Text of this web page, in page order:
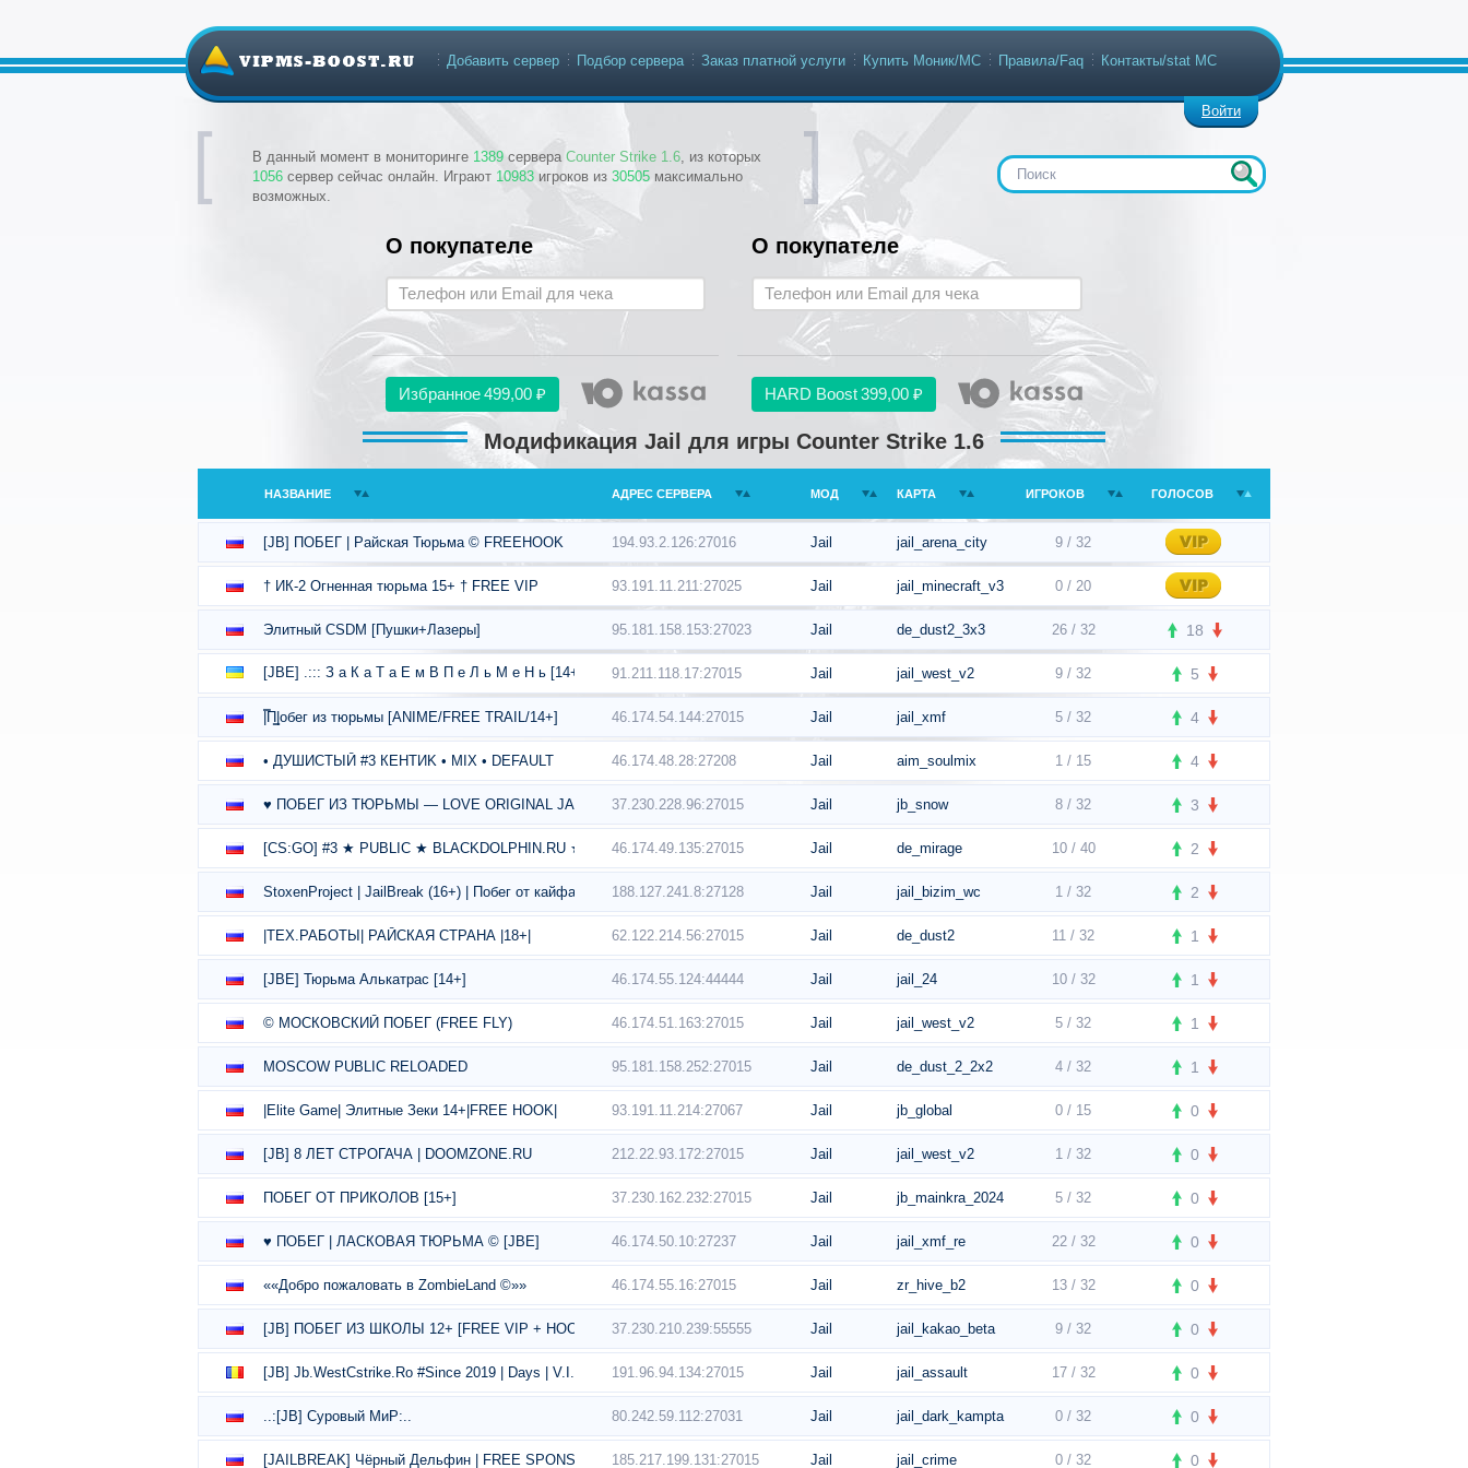
В данный момент в мониторинге 1389 сервера Counter Strike 1.6, из которых
1056 сервер сейчас онлайн. Играют 10983 игроков из 30505 максимально
возможных.
Войти
Добавить сервер Подбор сервера Заказ платной услуги Купить Моник/МС Правила/Faq Контакты/stat МС
О покупателе
Избранное499,00 ₽
О покупателе
HARD Boost399,00 ₽
Модификация Jail для игры Counter Strike 1.6
НАЗВАНИЕ АДРЕС СЕРВЕРА МОД КАРТА ИГРОКОВ ГОЛОСОВ
[JB] ПОБЕГ | Райская Тюрьма © FREEHOOK 194.93.2.126:27016 Jail jail_arena_city 9 / 32
† ИК-2 Огненная тюрьма 15+ † FREE VIP 93.191.11.211:27025 Jail jail_minecraft_v3 0 / 20
Элитный CSDM [Пушки+Лазеры] 95.181.158.153:27023 Jail de_dust2_3x3 26 / 32 18
[JBE] .::: З а К а Т а Е м В П е Л ь М е Н ь [14+] :::. 亗♥91.211.118.17:27015 Jail jail_west_v2 9 / 32 5
|̿П͇|обег из тюрьмы [ANIME/FREE TRAIL/14+] 46.174.54.144:27015 Jail jail_xmf 5 / 32 4
• ДУШИСТЫЙ #3 КЕНТИK • MIX • DEFAULT 46.174.48.28:27208 Jail aim_soulmix 1 / 15 4
♥ ПОБЕГ ИЗ ТЮРЬМЫ — LOVE ORIGINAL JAILBREAK37.230.228.96:27015 Jail jb_snow 8 / 32 3
[CS:GO] #3 ★ PUBLIC ★ BLACKDOLPHIN.RU ★ 46.174.49.135:27015 Jail de_mirage 10 / 40 2
StoxenProject | JailBreak (16+) | Побег от кайфа [FREE HOOK]188.127.241.8:27128 Jail jail_bizim_wc 1 / 32 2
|ТЕХ.РАБОТЫ| РАЙСКАЯ СТРАНА |18+| 62.122.214.56:27015 Jail de_dust2 11 / 32 1
[JBE] Тюрьма Алькатрас [14+] 46.174.55.124:44444 Jail jail_24 10 / 32 1
© МОСКОВСКИЙ ПОБЕГ (FREE FLY) 46.174.51.163:27015 Jail jail_west_v2 5 / 32 1
MOSCOW PUBLIC RELOADED 95.181.158.252:27015 Jail de_dust_2_2x2 4 / 32 1
|Elite Game| Элитные Зеки 14+|FREE HOOK| 93.191.11.214:27067 Jail jb_global 0 / 15 0
[JB] 8 ЛЕТ СТРОГАЧА | DOOMZONE.RU 212.22.93.172:27015 Jail jail_west_v2 1 / 32 0
ПОБЕГ ОТ ПРИКОЛОВ [15+] 37.230.162.232:27015 Jail jb_mainkra_2024 5 / 32 0
♥ ПОБЕГ | ЛАСКОВАЯ ТЮРЬМА © [JBE] 46.174.50.10:27237 Jail jail_xmf_re 22 / 32 0
««Добро пожаловать в ZombieLand ©»» 46.174.55.16:27015 Jail zr_hive_b2 13 / 32 0
[JB] ПОБЕГ ИЗ ШКОЛЫ 12+ [FREE VIP + HOOK] 37.230.210.239:55555 Jail jail_kakao_beta 9 / 32 0
[JB] Jb.WestCstrike.Ro #Since 2019 | Days | V.I.P FREE | JailBreak Romania
191.96.94.134:27015 Jail jail_assault 17 / 32 0
..:[JB] Суровый МиР:.. 80.242.59.112:27031 Jail jail_dark_kampta 0 / 32 0
[JAILBREAK] Чёрный Дельфин | FREE SPONSOR 185.217.199.131:27015 Jail jail_crime 0 / 32 0